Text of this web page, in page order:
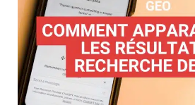
l’IA, en fournissant des […]